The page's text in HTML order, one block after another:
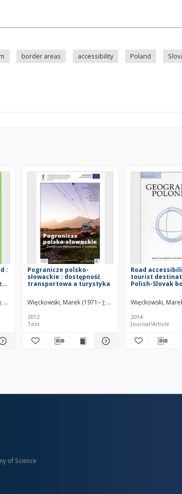
border areas accessibility Poland
Ira, Vladimir Komornicki, Tomasz Rosik, Piotr Székely,
:
i
Michniak, Daniel Bednarek-Szczepańska, Maria (1980– )
Pogranicze polsko-
słowackie : dostępność
transportowa a turystyka
Więckowski, Marek (1971– ) Michniak, Daniel
2012
Text
Road
tourist
Polish-Slovak
planning
Więckowski,
2014
Journal/Article
of Science